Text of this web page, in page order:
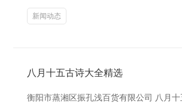
新闻动态
八月十五古诗大全精选
衡阳市蒸湘区振孔浅百货有限公司 八月十